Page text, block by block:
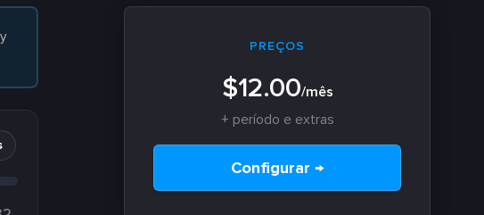
PREÇOS
$12.00/mês
+ período e extras
Configurar →